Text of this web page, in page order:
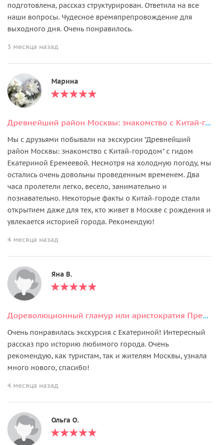
подготовлена, рассказ структурирован. Ответила на все
наши вопросы. Чудесное времяпрепровождение для
выходного дня. Очень понравилось.
3 месяца назад
Марина
Древнейший район Москвы: знакомство с Китай-городом (с посещением храмов)
Мы с друзьями побывали на экскурсии "Древнейший
район Москвы: знакомство с Китай-городом" с гидом
Екатериной Еремеевой. Несмотря на холодную погоду, мы
остались очень довольны проведенным временем. Два
часа пролетели легко, весело, занимательно и
познавательно. Некоторые факты о Китай-городе стали
открытием даже для тех, кто живет в Москве с рождения и
увлекается историей города. Рекомендую!
4 месяца назад
Яна В.
Дореволюционный гламур или аристократия Пречистенского квартала
Очень понравилась экскурсия с Екатериной! Интересный
рассказ про историю любимого города. Очень
рекомендую, как туристам, так и жителям Москвы, узнала
много нового, спасибо!
4 месяца назад
Ольга О.